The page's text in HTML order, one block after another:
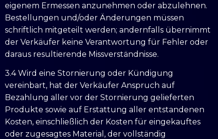
eigenem Ermessen anzunehmen oder abzulehnen.
Bestellungen und/oder Änderungen müssen
schriftlich mitgeteilt werden; andernfalls übernimmt
der Verkäufer keine Verantwortung für Fehler oder
daraus resultierende Missverständnisse.
3.4 Wird eine Stornierung oder Kündigung
vereinbart, hat der Verkäufer Anspruch auf
Bezahlung aller vor der Stornierung gelieferten
Produkte sowie auf Erstattung aller entstandenen
Kosten, einschließlich der Kosten für eingekauftes
oder zugesagtes Material, der vollständig